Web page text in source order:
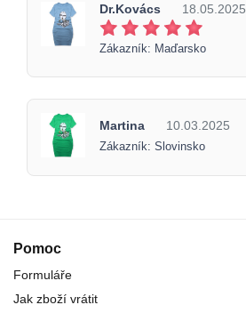
Dr.Kovács 18.05.2025
Zákazník: Maďarsko
Martina 10.03.2025
Zákazník: Slovinsko
Pomoc
Formuláře
Jak zboží vrátit